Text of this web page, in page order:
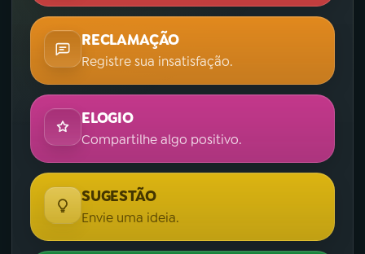
RECLAMAÇÃO
Registre sua insatisfação.
ELOGIO
Compartilhe algo positivo.
SUGESTÃO
Envie uma ideia.